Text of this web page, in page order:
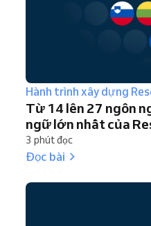
Hành trình xây dựng
Từ 14 lên 27 ngôn
ngữ lớn nhất của
3 phút đọc
Đọc bài